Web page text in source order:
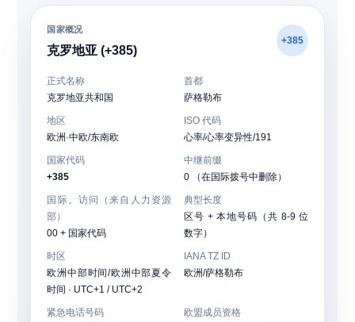
国家概况
克罗地亚 (+385)
+385
正式名称
克罗地亚共和国
首都
萨格勒布
地区
欧洲·中欧/东南欧
ISO 代码
心率/心率变异性/191
国家代码
+385
中继前缀
0 （在国际拨号中删除）
国际。访问（来自人力资源
部）
00 + 国家代码
典型长度
区号 + 本地号码（共 8-9 位
数字）
时区
欧洲中部时间/欧洲中部夏令
时间 · UTC+1 / UTC+2
IANA TZ ID
欧洲/萨格勒布
紧急电话号码
欧盟成员资格